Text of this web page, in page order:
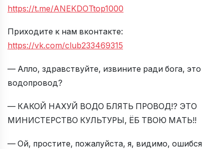
https://t.me/ANEKDOTtop1000
Приходите к нам вконтакте:
https://vk.com/club233469315
— Алло, здравствуйте, извините ради бога, это
водопровод?
— КАКОЙ НАХУЙ ВОДО БЛЯТЬ ПРОВОД!? ЭТО
МИНИСТЕРСТВО КУЛЬТУРЫ, ЁБ ТВОЮ МАТЬ!!
— Ой, простите, пожалуйста, я, видимо, ошибся